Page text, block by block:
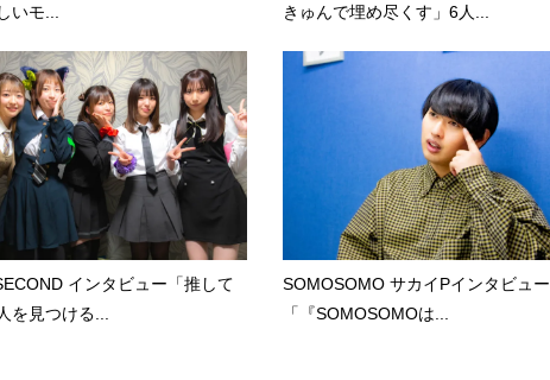
いモ...
きゅんで埋め尽くす」6人...
インタビュー「推して
を見つける...
SOMOSOMO サカイPインタビュー
「『SOMOSOMOは...